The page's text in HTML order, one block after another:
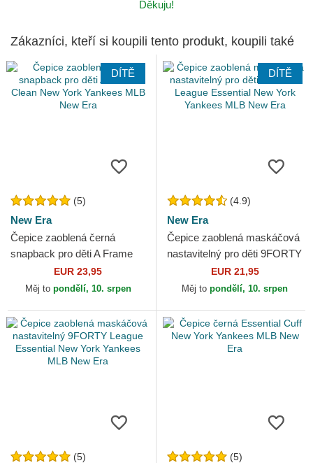
Děkuju!
Zákazníci, kteří si koupili tento produkt, koupili také
DÍTĚ
(5)
New Era
Čepice zaoblená černá
snapback pro děti A Frame
Clean New York Yankees
MLB New Era
EUR 23,95
Měj to pondělí, 10. srpen
DÍTĚ
(4.9)
New Era
Čepice zaoblená maskáčová
nastavitelný pro děti 9FORTY
League Essential New York
Yankees MLB New Era
EUR 21,95
Měj to pondělí, 10. srpen
(5) (5)